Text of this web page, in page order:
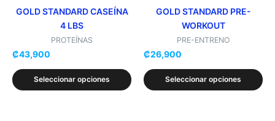
GOLD STANDARD CASEÍNA
4 LBS
PROTEÍNAS
₡43,900
Seleccionar opciones
elegir
en
la
de
producto
GOLD STANDARD PRE-
WORKOUT
PRE-ENTRENO
₡26,900
Seleccionar opciones
elegir
en
la
de
producto